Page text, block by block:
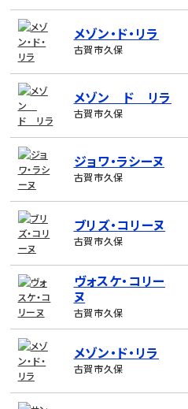
メゾン・ド・リラ
古賀市久保
メゾン ド リラ
古賀市久保
ジョワ・ラシーヌ
古賀市久保
ブリズ・コリーヌ
古賀市久保
ヴォスケ・コリー
ヌ
古賀市久保
メゾン・ド・リラ
古賀市久保